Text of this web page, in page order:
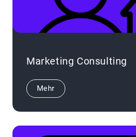
Marketing Consulting
Mehr